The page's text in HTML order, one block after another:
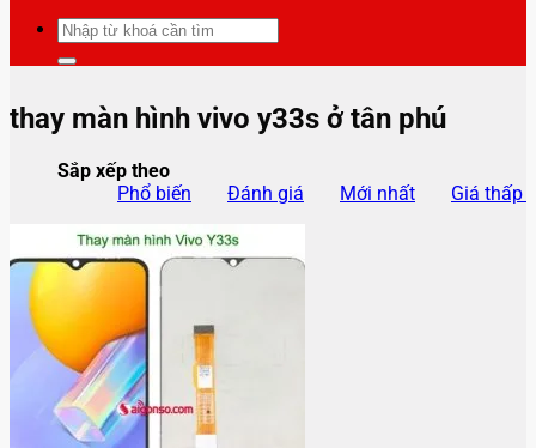
Tìm
kiếm:
thay màn hình vivo y33s ở tân phú
Sắp xếp theo
Phổ biến
Đánh giá Mới nhất Giá thấp